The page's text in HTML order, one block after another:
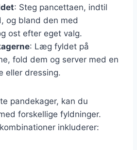
: Steg pancettaen, indtil
og bland den med
ost efter eget valg.
: Læg fyldet på
fold dem og server med en
eller dressing.
pandekager, kan du
forskellige fyldninger.
inkluderer: